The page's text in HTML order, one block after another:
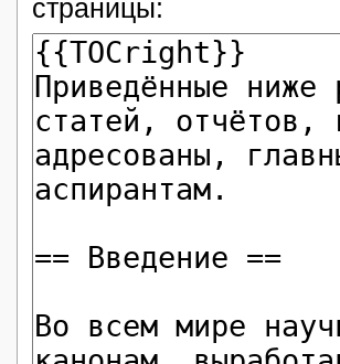
страницы: